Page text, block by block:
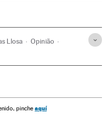
Llosa Opinião
pinche aquí